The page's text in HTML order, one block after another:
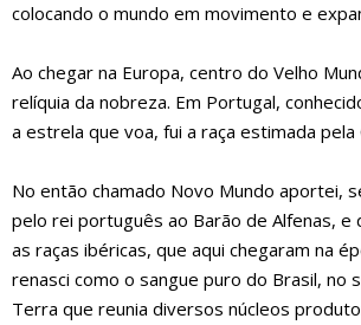
colocando o mundo em movimento e
Ao chegar na Europa, centro do Velho
relíquia da nobreza. Em Portugal,
a estrela que voa, fui a raça estimada pela
No então chamado Novo Mundo aportei,
pelo rei português ao Barão de Alfenas, e
as raças ibéricas, que aqui chegaram na
renasci como o sangue puro do Brasil, no
Terra que reunia diversos núcleos